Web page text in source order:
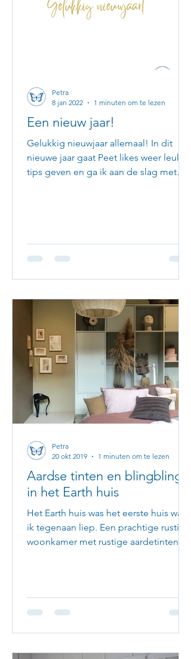
Een nieuw jaar!
Gelukkig nieuwjaar allemaal! In dit
nieuwe jaar gaat Peet likes weer leuke
tips geven en ga ik aan de slag met
Petra
8 jan 2022
1 minuten om te lezen
Aardse tinten en blingbling
in het Earth huis
Het Earth huis was het eerste huis waar
ik tegenaan liep. Een prachtige rustige
woonkamer met rustige aardetinten en
Petra
20 okt 2019
1 minuten om te lezen